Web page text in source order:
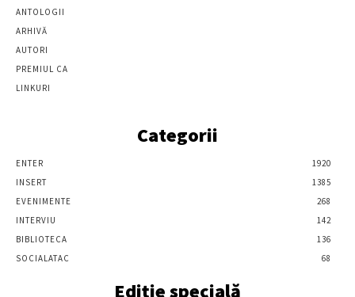
ANTOLOGII
ARHIVĂ
AUTORI
PREMIUL CA
LINKURI
Categorii
ENTER
1920
INSERT
1385
EVENIMENTE
268
INTERVIU
142
BIBLIOTECA
136
SOCIALATAC
68
Ediție specială